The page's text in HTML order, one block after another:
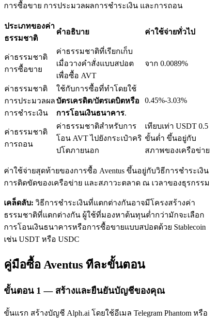
บริการยืมเงินที่ได้รับการสนับสนุนจาก Crypto
ลงทุนอัตโนมัติ
เรียนรู้ Staking
เรียนรู้เกี่ยวกับการสร้างรายได้แบบพาสซีฟ
การซื้อขาย การประมวลผลการชำระเงิน และการถอน
ประเภทของค่า
ธรรมชาติ
คำอธิบาย ค่าใช้จ่ายทั่วไป
ค่าธรรมชาติ
การซื้อขาย
ค่าธรรมชาติที่เรียกเก็บ
เมื่อวางคำสั่งแบบสปอต
เพื่อซื้อ AVT
จาก 0.0089%
ค่าธรรมชาติ
การประมวลผล
การชำระเงิน
ใช้กับการซื้อที่ทำโดยใช้
บัตรเครดิต/บัตรเดบิตหรือ
การโอนเงินธนาคาร.
0.45%-3.03%
ค่าธรรมชาติ
การถอน
ค่าธรรมชาติสำหรับการ
โอน AVT ไปยังกระเป๋าคริ
ปโตภายนอก
เทียบเท่า USDT 0.5
ขั้นต่ำ ขึ้นอยู่กับ
สภาพของเครือข่าย
ค่าใช้จ่ายสุดท้ายของการซื้อ Aventus ขึ้นอยู่กับวิธีการชำระเงิน
การติดขัดของเครือข่าย และสภาวะตลาด ณ เวลาของธุรกรรม
เคล็ดลับ: วิธีการชำระเงินที่แตกต่างกันอาจมีโครงสร้างค่า
ธรรมชาติที่แตกต่างกัน ผู้ใช้ที่มองหาต้นทุนต่ำกว่ามักจะเลือก
การโอนเงินธนาคารหรือการซื้อขายแบบสปอตด้วย Stablecoin
เช่น USDT หรือ USDC
คู่มือซื้อ Aventus ทีละขั้นตอน
ขั้นตอน 1 — สร้างและยืนยันบัญชีของคุณ
ขั้นแรก สร้างบัญชี Alph.ai โดยใช้อีเมล Telegram Phantom หรือ